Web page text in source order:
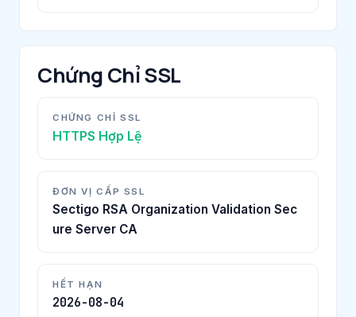
Chứng Chỉ SSL
CHỨNG CHỈ SSL
HTTPS Hợp Lệ
ĐƠN VỊ CẤP SSL
Sectigo RSA Organization Validation Sec
ure Server CA
HẾT HẠN
2026-08-04